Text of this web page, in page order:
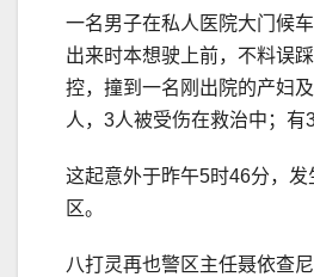
一名男子在私人医院大门候
出来时本想驶上前，不料误
控，撞到一名刚出院的产妇
人，3人被受伤在救治中；有
这起意外于昨午5时46分，
区。
八打灵再也警区主任聂依查